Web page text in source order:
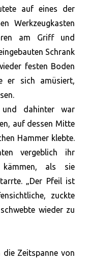
auf eines der
Werkzeugkasten
am Griff und
Schrank
festen Boden
er sich amüsiert,
dahinter war
auf dessen Mitte
Hammer klebte.
vergeblich ihr
als sie
„Der Pfeil ist
zuckte
wieder zu
Zeitspanne von